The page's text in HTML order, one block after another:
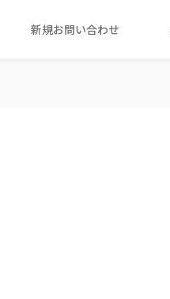
新規お問い合わせ